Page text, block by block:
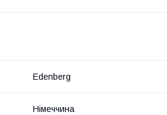
Edenberg
Німеччина